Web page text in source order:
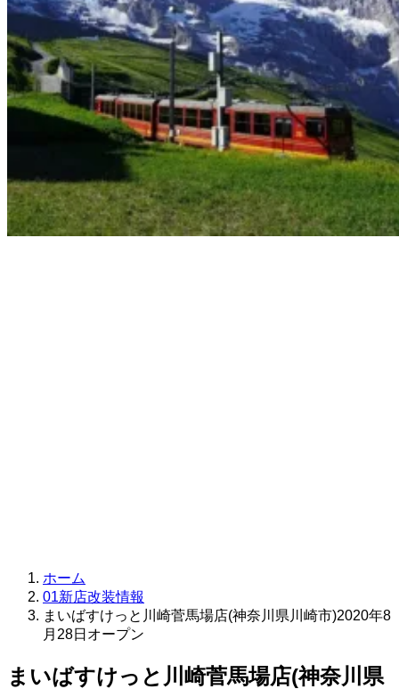
ホーム
01新店改装情報
まいばすけっと川崎菅馬場店(神奈川県川崎市)2020年8
月28日オープン
まいばすけっと川崎菅馬場店(神奈川県